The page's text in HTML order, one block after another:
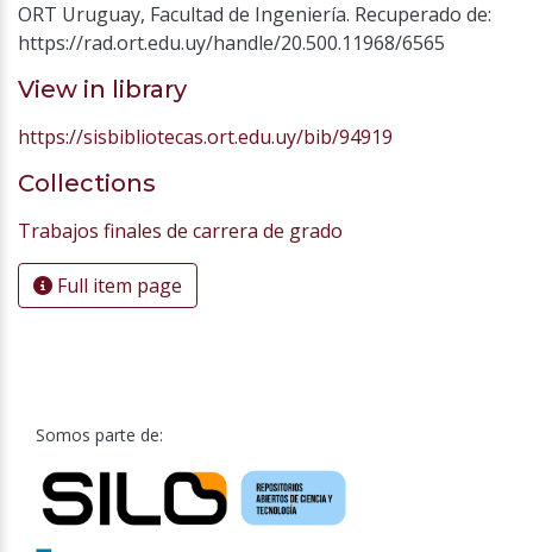
ORT Uruguay, Facultad de Ingeniería. Recuperado de:
https://rad.ort.edu.uy/handle/20.500.11968/6565
View in library
https://sisbibliotecas.ort.edu.uy/bib/94919
Collections
Trabajos finales de carrera de grado
Full item page
Somos parte de: